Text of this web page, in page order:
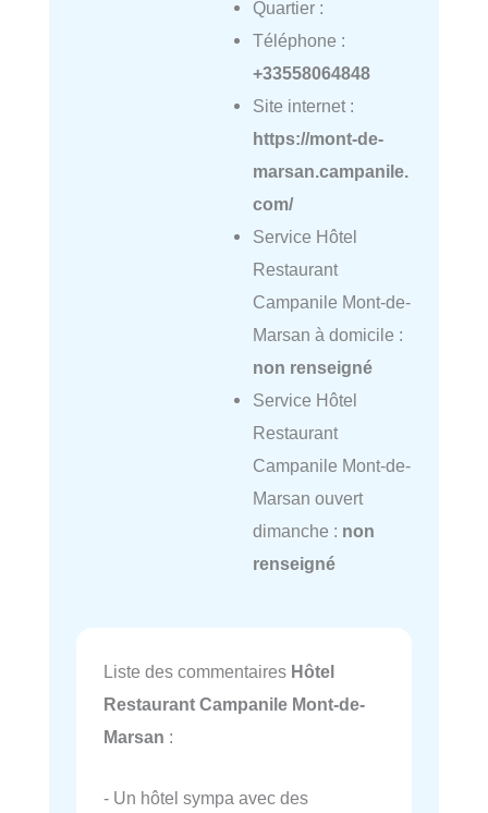
Quartier :
Téléphone :
+33558064848
Site internet :
https://mont-de-
marsan.campanile.
com/
Service Hôtel
Restaurant
Campanile Mont-de-
Marsan à domicile :
non renseigné
Service Hôtel
Restaurant
Campanile Mont-de-
Marsan ouvert
dimanche : non
renseigné
Liste des commentaires Hôtel
Restaurant Campanile Mont-de-
Marsan :
- Un hôtel sympa avec des